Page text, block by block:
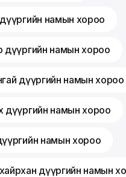
намын хороо
дүүргийн намын хороо
дүүргийн намын хороо
дүүргийн намын хороо
намын хороо
дүүргийн намын